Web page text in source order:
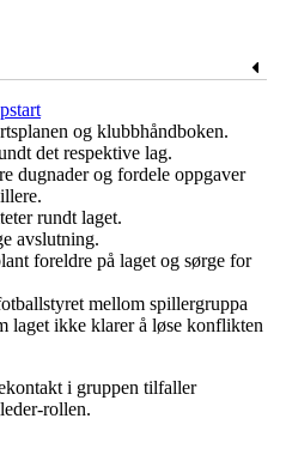
og klubbhåndboken.
det respektive lag.
dugnader og fordele oppgaver
rundt laget.
avslutning.
foreldre på laget og sørge for
mellom spillergruppa
laget ikke klarer å løse konflikten
i gruppen tilfaller
rollen.